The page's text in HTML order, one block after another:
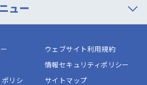
ュー
ウェブサイト利用規約
情報セキュリティポリシー
リシ
サイトマップ